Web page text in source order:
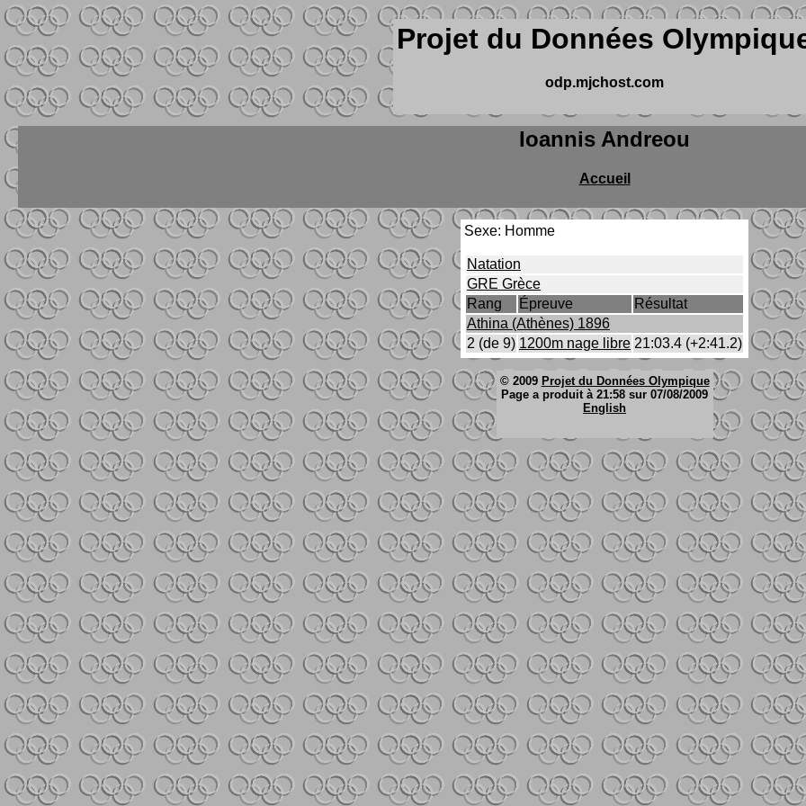
Projet du Données
odp.mjchost.com
Ioannis Andreou
Accueil
Sexe: Homme
Natation
GRE Grèce
Rang
Épreuve
Résultat
Athina (Athènes) 1896
2 (de 9) 1200m nage libre 21:03.4 (+2:41.2)
© 2009 Projet du Données Olympique
Page a produit à 21:58 sur 07/08/2009
English